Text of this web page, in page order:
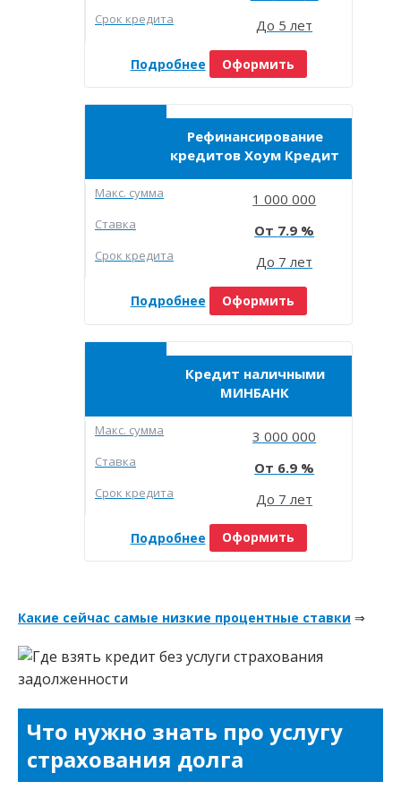
Срок кредита До 5 лет
Подробнее Оформить
Рефинансирование
кредитов Хоум Кредит
Макc. сумма 1 000 000
Ставка 7.9
Срок кредита До 7 лет
Подробнее Оформить
Кредит наличными
МИНБАНК
Макc. сумма 3 000 000
Ставка 6.9
Срок кредита До 7 лет
Подробнее Оформить
Какие сейчас самые низкие процентные ставки ⇒
Что нужно знать про услугу
страхования долга